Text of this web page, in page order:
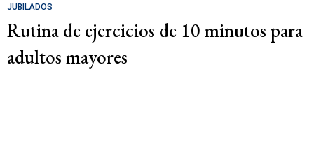
JUBILADOS
Rutina de ejercicios de 10 minutos para
adultos mayores